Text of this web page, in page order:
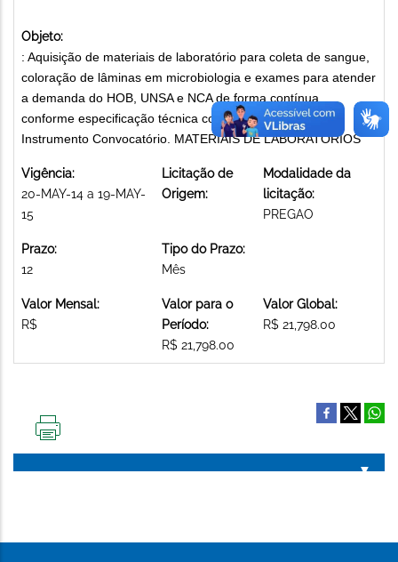
Objeto:
: Aquisição de materiais de laboratório para coleta de sangue,
coloração de lâminas em microbiologia e exames para atender
a demanda do HOB, UNSA e NCA de forma contínua,
conforme especificação técnica contida no Anexo I do
Instrumento Convocatório. MATERIAIS DE LABORATÓRIOS
Vigência:
20-MAY-14 a 19-MAY-
15
Licitação de
Origem:
Modalidade da
licitação:
PREGAO
Prazo:
12
Tipo do Prazo:
Mês
Valor Mensal:
R$
Valor para o
Período:
R$ 21,798.00
Valor Global:
R$ 21,798.00
PÁGINA